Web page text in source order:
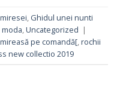
, Ghidul unei nunti
,Uncategorized |
pe comandă[,rochii
new collectio 2019